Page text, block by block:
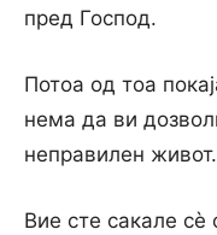
пред Господ.
Потоа од тоа
нема да ви
неправилен живот.
Вие сте сакале